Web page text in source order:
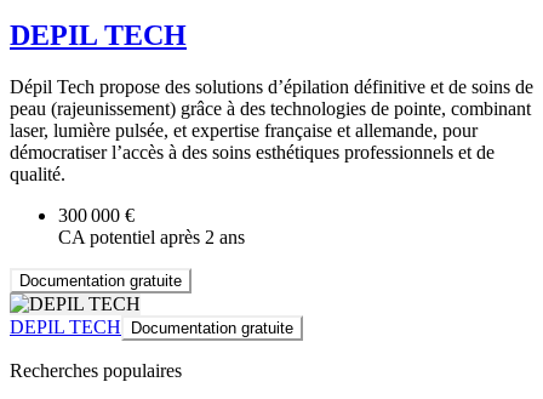
DEPIL TECH
Dépil Tech propose des solutions d’épilation définitive et de soins de
peau (rajeunissement) grâce à des technologies de pointe, combinant
laser, lumière pulsée, et expertise française et allemande, pour
démocratiser l’accès à des soins esthétiques professionnels et de
qualité.
300 000 €
CA potentiel après 2 ans
Documentation gratuite
DEPIL TECH Documentation gratuite
Recherches populaires